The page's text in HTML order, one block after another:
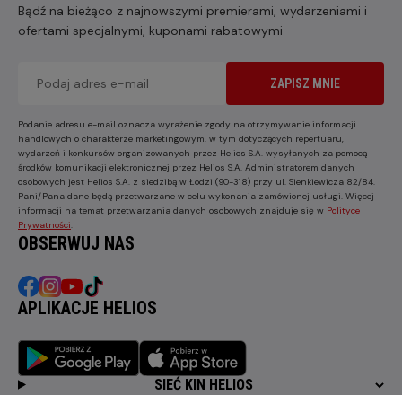
Bądź na bieżąco z najnowszymi premierami, wydarzeniami i
ofertami specjalnymi, kuponami rabatowymi
ZAPISZ MNIE
Podanie adresu e-mail oznacza wyrażenie zgody na otrzymywanie informacji
handlowych o charakterze marketingowym, w tym dotyczących repertuaru,
wydarzeń i konkursów organizowanych przez Helios S.A. wysyłanych za pomocą
środków komunikacji elektronicznej przez Helios S.A. Administratorem danych
osobowych jest Helios S.A. z siedzibą w Łodzi (90-318) przy ul. Sienkiewicza 82/84.
Pani/Pana dane będą przetwarzane w celu wykonania zamówionej usługi. Więcej
informacji na temat przetwarzania danych osobowych znajduje się w Polityce
Prywatności.
OBSERWUJ NAS
APLIKACJE HELIOS
SIEĆ KIN HELIOS